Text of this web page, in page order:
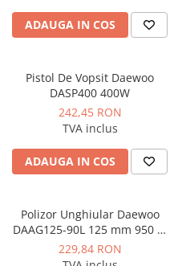
tensiune
Ventile electromagnetice
Automatizare centrala termica
Termostate aplicatii industriale
industriale
Pompe submersibile
Pompe de suprafata
ADAUGA IN COS
Pistol De Vopsit Daewoo
DASP400 400W
242,45 RON
TVA inclus
ADAUGA IN COS
Polizor Unghiular Daewoo
DAAG125-90L 125 mm 950 W
12.000 rpm
229,84 RON